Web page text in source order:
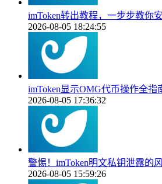
imToken转出教程，一步步教你
2026-08-05 18:24:55
imToken显示OMG代币操作全
2026-08-05 17:36:32
警惕！imToken明文私钥泄露的
2026-08-05 15:59:26